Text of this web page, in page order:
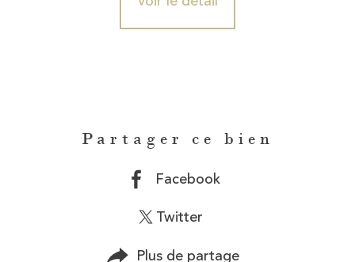
Partager ce bien
Facebook
Twitter
Plus de partage